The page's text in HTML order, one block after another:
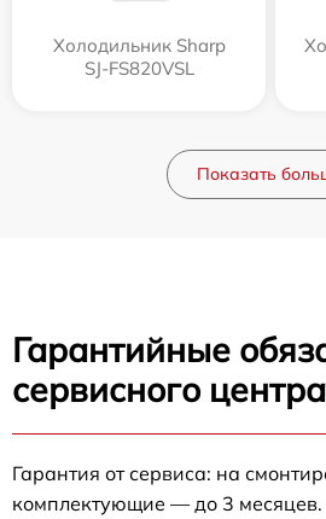
Холодильник Sharp
SJ-FS820VSL
Показать
Гарантийные
сервисного
Гарантия от сервиса: на
комплектующие — до 3 месяцев.